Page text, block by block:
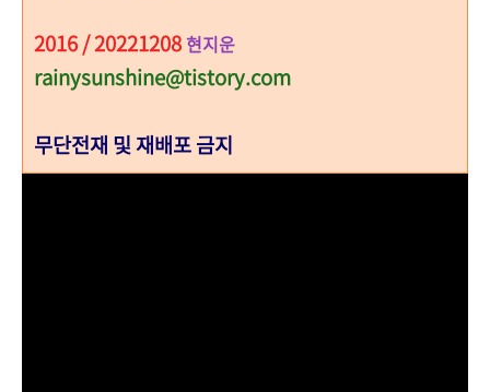
2016 / 20221208 현지운
rainysunshine@tistory.com
무단전재 및 재배포 금지